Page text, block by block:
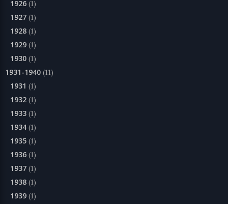
1926 (1)
1927 (1)
1928 (1)
1929 (1)
1930 (1)
1931-1940 (11)
1931 (1)
1932 (1)
1933 (1)
1934 (1)
1935 (1)
1936 (1)
1937 (1)
1938 (1)
1939 (1)